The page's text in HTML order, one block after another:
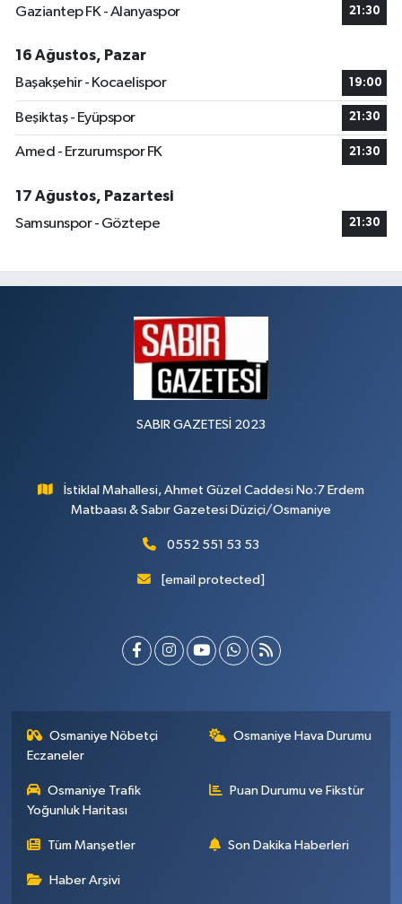
Gaziantep FK - Alanyaspor 21:30
16 Ağustos, Pazar
Başakşehir - Kocaelispor
19:00
Beşiktaş - Eyüpspor 21:30
Amed - Erzurumspor FK 21:30
17 Ağustos, Pazartesi
Samsunspor - Göztepe
21:30
SABIR GAZETESİ 2023
İstiklal Mahallesi, Ahmet Güzel Caddesi No:7 Erdem
Matbaası & Sabır Gazetesi Düziçi/Osmaniye
0552 551 53 53
[email protected]
Osmaniye Nöbetçi
Eczaneler
Osmaniye Hava Durumu
Osmaniye Trafik
Yoğunluk Haritası
Puan Durumu ve Fikstür
Tüm Manşetler Son Dakika Haberleri
Haber Arşivi